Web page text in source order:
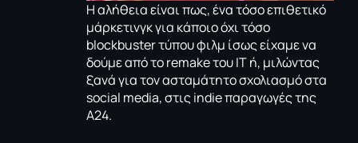
Η αλήθεια είναι πως, ένα τόσο επιθετικό
μάρκετινγκ για κάποιο όχι τόσο
blockbuster τύπου φιλμ ίσως είχαμε να
δούμε από το remake του IT ή, μιλώντας
ξανά για τον ασταμάτητο σχολιασμό στα
social media, στις indie παραγωγές της
A24.